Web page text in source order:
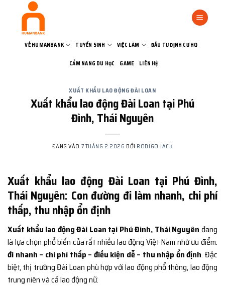
VỀ HUMANBANK TUYỂN SINH VIỆC LÀM ĐẦU TƯ ĐỊNH CƯ HQ
CẨM NANG DU HỌC GAME LIÊN HỆ
XUẤT KHẨU LAO ĐỘNG ĐÀI LOAN
Xuất khẩu lao động Đài Loan tại Phú
Đình, Thái Nguyên
ĐĂNG VÀO 7 THÁNG 2 2026 BỞI RODIGO JACK
Xuất khẩu lao động Đài Loan tại Phú Đình,
Thái Nguyên: Con đường đi làm nhanh, chi phí
thấp, thu nhập ổn định
Xuất khẩu lao động Đài Loan tại Phú Đình, Thái Nguyên đang
là lựa chọn phổ biến của rất nhiều lao động Việt Nam nhờ ưu điểm:
đi nhanh – chi phí thấp – điều kiện dễ – thu nhập ổn định. Đặc
biệt, thị trường Đài Loan phù hợp với lao động phổ thông, lao động
trung niên và cả lao động nữ.